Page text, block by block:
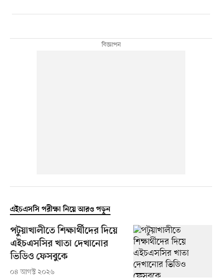
এইচএসসি পরীক্ষা নিয়ে আরও পড়ুন
পটুয়াখালীতে শিক্ষার্থীদের দিয়ে
এইচএসসির খাতা দেখানোর
ভিডিও ফেসবুকে
০৪ আগস্ট ২০২৬